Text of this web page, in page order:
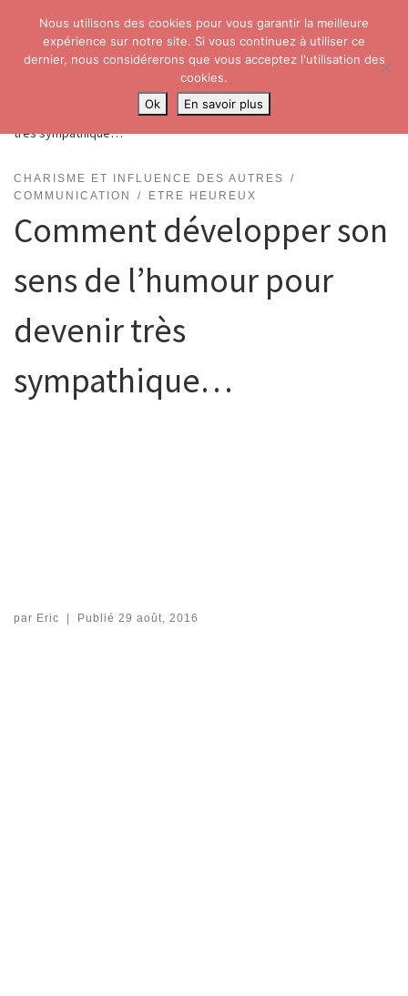
Skip to content
Search
Développement personnel»Charisme et influence des
Comment développer son sens de l’humour pour devenir
très sympathique…
CHARISME ET INFLUENCE DES AUTRES
COMMUNICATION
ETRE HEUREUX
Comment développer son
sens de l’humour pour
devenir très
sympathique…
par Eric Publié 29 août, 2016
Nous utilisons des cookies pour vous garantir la meilleure
expérience sur notre site. Si vous continuez à utiliser ce
dernier, nous considérerons que vous acceptez l'utilisation des
cookies.
Ok
En savoir plus